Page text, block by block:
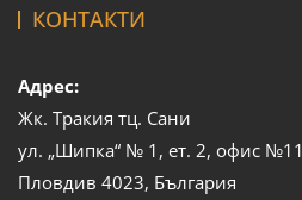
КОНТАКТИ
Адрес:
Жк. Тракия тц. Сани
ул. „Шипка“ № 1, ет. 2, офис №11
Пловдив 4023, България